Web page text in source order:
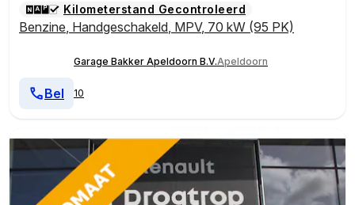
Kilometerstand Gecontroleerd
Benzine, Handgeschakeld, MPV, 70 kW (95 PK)
Garage Bakker Apeldoorn B.V.Apeldoorn
10
Bel